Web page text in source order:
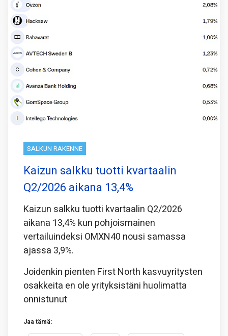
SALKUN RAKENNE
Kaizun salkku tuotti kvartaalin
Q2/2026 aikana 13,4%
Kaizun salkku tuotti kvartaalin Q2/2026
aikana 13,4% kun pohjoismainen
vertailuindeksi OMXN40 nousi samassa
ajassa 3,9%.
Joidenkin pienten First North kasvuyritysten
osakkeita en ole yrityksistäni huolimatta
onnistunut
Jaa tämä: